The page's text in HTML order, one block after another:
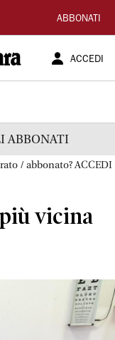
ABBONATI
ACCEDI
ABBONATI
/ abbonato? ACCEDI
vicina